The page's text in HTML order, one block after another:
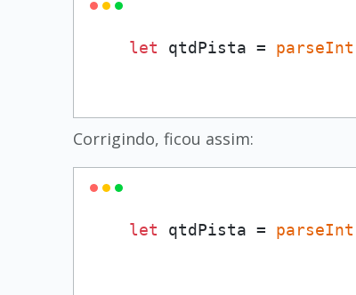
let qtdPista = parseInt
Corrigindo, ficou assim:
let qtdPista = parseInt